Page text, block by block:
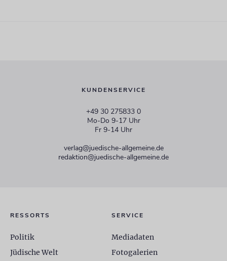
KUNDENSERVICE
+49 30 275833 0
Mo-Do 9-17 Uhr
Fr 9-14 Uhr
verlag@juedische-allgemeine.de
redaktion@juedische-allgemeine.de
RESSORTS
Politik
Jüdische Welt
SERVICE
Mediadaten
Fotogalerien